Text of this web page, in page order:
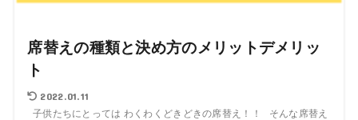
席替えの種類と決め方のメリットデメリッ
ト
2022.01.11
子供たちにとっては わくわくどきどきの席替え！！ そんな席替え